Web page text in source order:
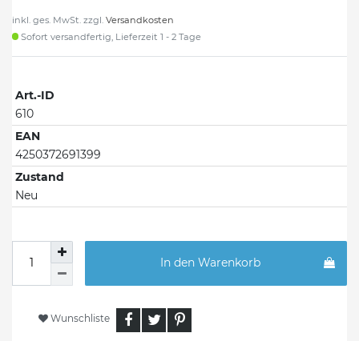
inkl. ges. MwSt. zzgl. Versandkosten
Sofort versandfertig, Lieferzeit 1 - 2 Tage
Art.-ID
610
EAN
4250372691399
Zustand
Neu
In den Warenkorb
Wunschliste